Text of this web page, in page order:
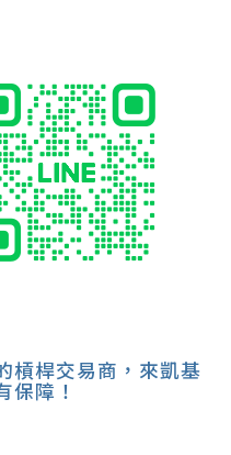
槓桿交易商，來凱基
保障！